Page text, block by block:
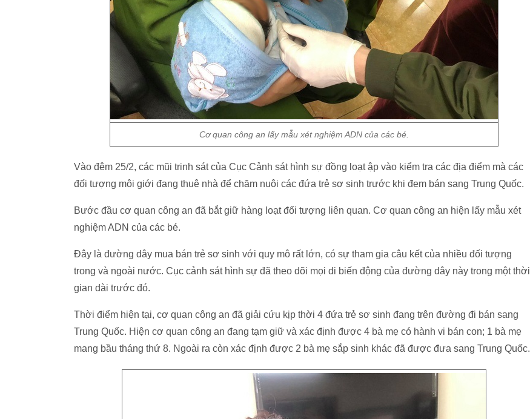
Cơ quan công an lấy mẫu xét nghiệm ADN của các bé.
Vào đêm 25/2, các mũi trinh sát của Cục Cảnh sát hình sự đồng loạt ập vào kiểm tra các địa điểm mà các
đối tượng môi giới đang thuê nhà để chăm nuôi các đứa trẻ sơ sinh trước khi đem bán sang Trung Quốc.
Bước đầu cơ quan công an đã bắt giữ hàng loạt đối tượng liên quan. Cơ quan công an hiện lấy mẫu xét
nghiệm ADN của các bé.
Đây là đường dây mua bán trẻ sơ sinh với quy mô rất lớn, có sự tham gia câu kết của nhiều đối tượng
trong và ngoài nước. Cục cảnh sát hình sự đã theo dõi mọi di biến động của đường dây này trong một thời
gian dài trước đó.
Thời điểm hiện tại, cơ quan công an đã giải cứu kịp thời 4 đứa trẻ sơ sinh đang trên đường đi bán sang
Trung Quốc. Hiện cơ quan công an đang tạm giữ và xác định được 4 bà mẹ có hành vi bán con; 1 bà mẹ
mang bầu tháng thứ 8. Ngoài ra còn xác định được 2 bà mẹ sắp sinh khác đã được đưa sang Trung Quốc.